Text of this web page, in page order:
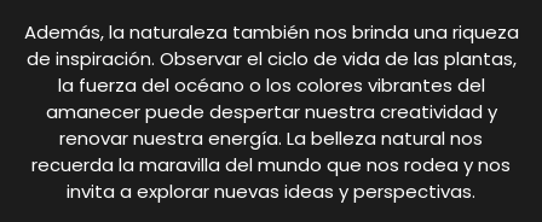
Además, la naturaleza también nos brinda una riqueza
de inspiración. Observar el ciclo de vida de las plantas,
la fuerza del océano o los colores vibrantes del
amanecer puede despertar nuestra creatividad y
renovar nuestra energía. La belleza natural nos
recuerda la maravilla del mundo que nos rodea y nos
invita a explorar nuevas ideas y perspectivas.